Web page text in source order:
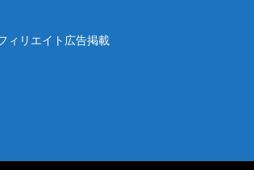
ィリエイト広告掲載